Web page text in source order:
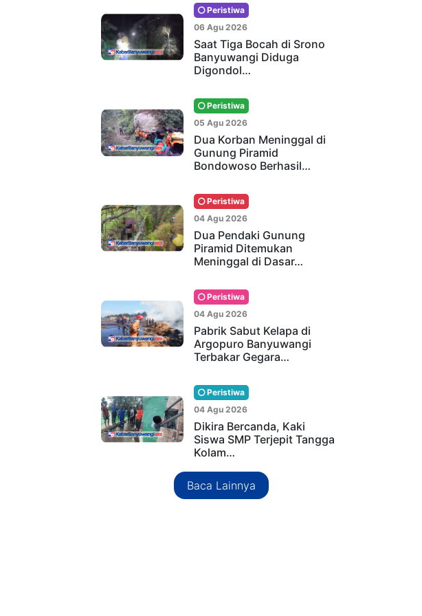
Peristiwa
06 Agu 2026
Saat Tiga Bocah di Srono
Banyuwangi Diduga
Digondol…
Peristiwa
05 Agu 2026
Dua Korban Meninggal di
Gunung Piramid
Bondowoso Berhasil…
Peristiwa
04 Agu 2026
Dua Pendaki Gunung
Piramid Ditemukan
Meninggal di Dasar…
Peristiwa
04 Agu 2026
Pabrik Sabut Kelapa di
Argopuro Banyuwangi
Terbakar Gegara…
Peristiwa
04 Agu 2026
Dikira Bercanda, Kaki
Siswa SMP Terjepit Tangga
Kolam…
Baca Lainnya